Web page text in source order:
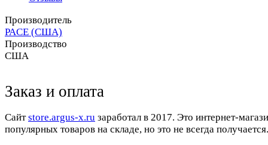
Производитель
PACE (США)
Производство
США
Заказ и оплата
Cайтstore.argus-x.ru заработал в 2017. Это интернет-
популярных товаров на складе, но это не всегда